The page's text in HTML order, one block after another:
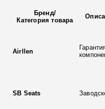
Бренд/
Категория товара
Airllen
SB Seats